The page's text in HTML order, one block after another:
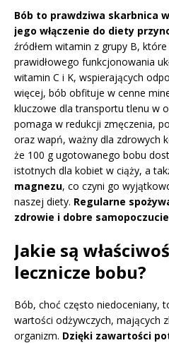
Bób to prawdziwa skarbnica
jego włączenie do diety
źródłem witamin z grupy B,
prawidłowego funkcjonowania
witamin C i K, wspierających
więcej, bób obfituje w cenne
kluczowe dla transportu tlenu w
pomaga w redukcji zmęczenia,
oraz wapń, ważny dla zdrowych
że 100 g ugotowanego bobu
istotnych dla kobiet w ciąży, a
magnezu, co czyni go
naszej diety. Regularne
zdrowie i dobre
Jakie są
lecznicze bobu?
Bób, choć często niedoceniany,
wartości odżywczych, mających
organizm. Dzięki zawartości